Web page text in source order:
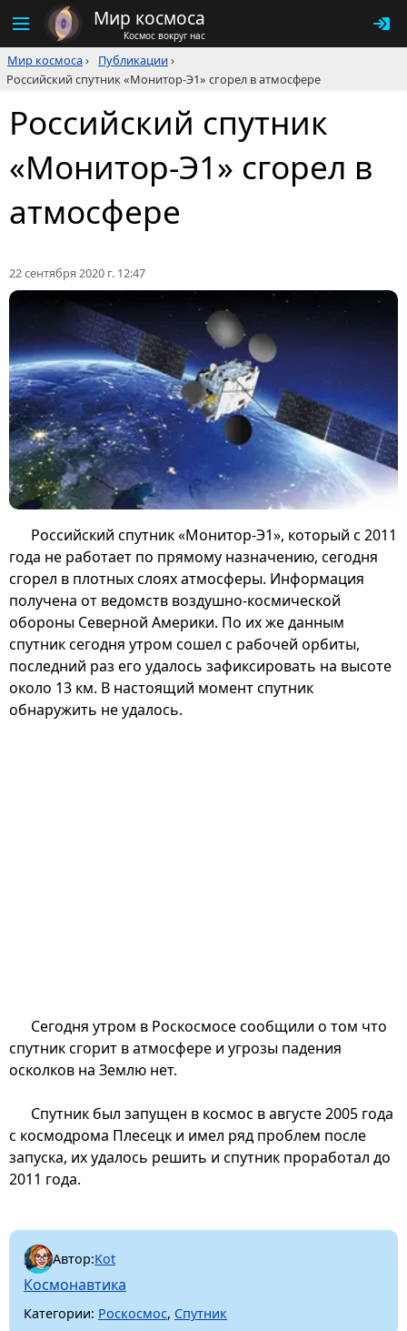
Мир космоса
Космос вокруг нас
Мир космоса› Публикации›
Российский спутник «Монитор-Э1» сгорел в атмосфере
Российский спутник
«Монитор-Э1» сгорел в
атмосфере
22 сентября 2020 г. 12:47
Российский спутник «Монитор-Э1», который с 2011
года не работает по прямому назначению, сегодня
сгорел в плотных слоях атмосферы. Информация
получена от ведомств воздушно-космической
обороны Северной Америки. По их же данным
спутник сегодня утром сошел с рабочей орбиты,
последний раз его удалось зафиксировать на высоте
около 13 км. В настоящий момент спутник
обнаружить не удалось.
Сегодня утром в Роскосмосе сообщили о том что
спутник сгорит в атмосфере и угрозы падения
осколков на Землю нет.
Спутник был запущен в космос в августе 2005 года
с космодрома Плесецк и имел ряд проблем после
запуска, их удалось решить и спутник проработал до
2011 года.
Автор:Kot
Космонавтика
Категории: Роскосмос, Спутник